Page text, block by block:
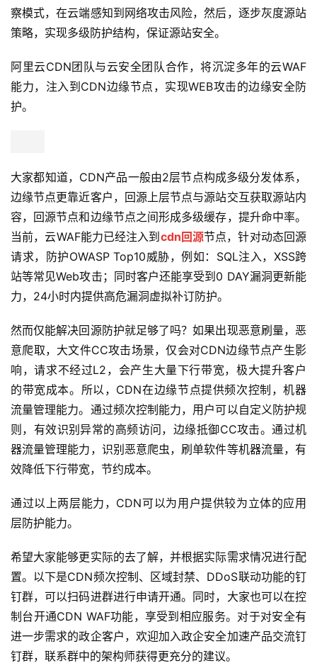
察模式，在云端感知到网络攻击风险，然后，逐步灰度源站
策略，实现多级防护结构，保证源站安全。
阿里云CDN团队与云安全团队合作，将沉淀多年的云WAF
能力，注入到CDN边缘节点，实现WEB攻击的边缘安全防
护。
大家都知道，CDN产品一般由2层节点构成多级分发体系，
边缘节点更靠近客户，回源上层节点与源站交互获取源站内
容，回源节点和边缘节点之间形成多级缓存，提升命中率。
当前，云WAF能力已经注入到cdn回源节点，针对动态回源
请求，防护OWASP Top10威胁，例如：SQL注入，XSS跨
站等常见Web攻击；同时客户还能享受到0 DAY漏洞更新能
力，24小时内提供高危漏洞虚拟补订防护。
然而仅能解决回源防护就足够了吗？如果出现恶意刷量，恶
意爬取，大文件CC攻击场景，仅会对CDN边缘节点产生影
响，请求不经过L2，会产生大量下行带宽，极大提升客户
的带宽成本。所以，CDN在边缘节点提供频次控制，机器
流量管理能力。通过频次控制能力，用户可以自定义防护规
则，有效识别异常的高频访问，边缘抵御CC攻击。通过机
器流量管理能力，识别恶意爬虫，刷单软件等机器流量，有
效降低下行带宽，节约成本。
通过以上两层能力，CDN可以为用户提供较为立体的应用
层防护能力。
希望大家能够更实际的去了解，并根据实际需求情况进行配
置。以下是CDN频次控制、区域封禁、DDoS联动功能的钉
钉群，可以扫码进群进行申请开通。同时，大家也可以在控
制台开通CDN WAF功能，享受到相应服务。对于对安全有
进一步需求的政企客户，欢迎加入政企安全加速产品交流钉
钉群，联系群中的架构师获得更充分的建议。